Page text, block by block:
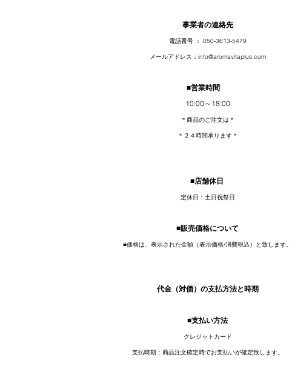
事業者の連絡先
電話番号 ： 050-3613-5479
メールアドレス： info@aromavitaplus.com
■営業時間
10:00～18:00
＊商品のご注文は＊
＊２４時間承ります＊
■店舗休日
定休日：土日祝祭日
■販売価格について
■価格は、表示された金額（表示価格/消費税込）と致します。
代金（対価）の支払方法と時期
■支払い方法
クレジットカード
支払時期：商品注文確定時でお支払いが確定致します。